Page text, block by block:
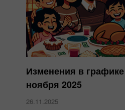
Изменения в
ноября 2025
26.11.2025